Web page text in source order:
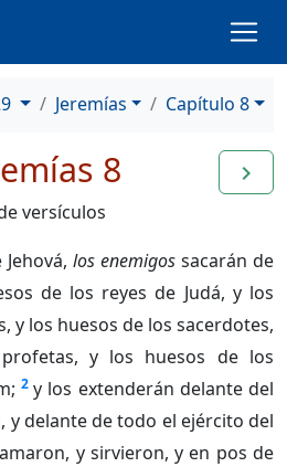
Jeremías Capítulo 8
navigate_next
8
versículos
los enemigos sacarán de
de los reyes de Judá, y los
y los huesos de los sacerdotes,
y los huesos de los
2 y los extenderán delante del
y delante de todo el ejército del
y sirvieron, y en pos de